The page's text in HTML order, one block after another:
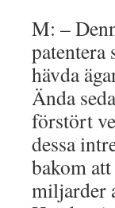
M: –
patentera
hävda
Ända
förstört
dessa
bakom
miljarder